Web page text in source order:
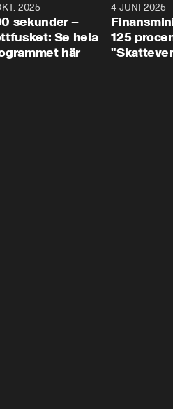
4:29
2025
sekunder –
Se hela
här
4 JUNI 2025
125